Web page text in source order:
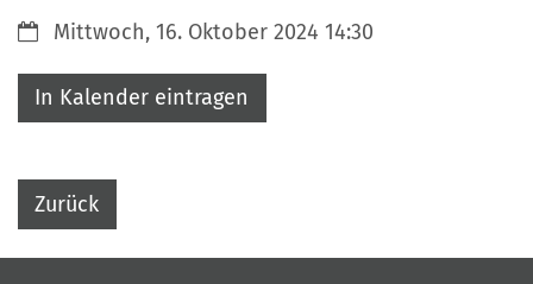
Datum:Mittwoch, 16. Oktober 2024 14:30
In Kalender eintragen
Zurück